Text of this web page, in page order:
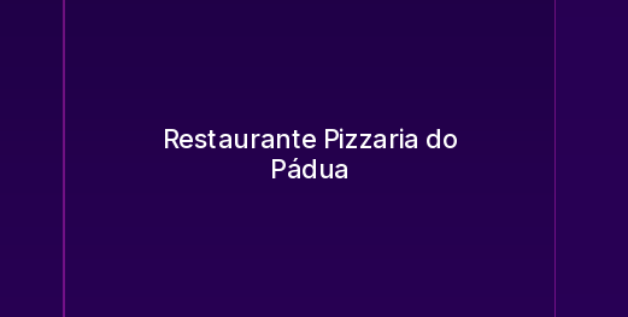
Restaurante Pizzaria do
Pádua